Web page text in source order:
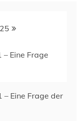
– Eine Frage